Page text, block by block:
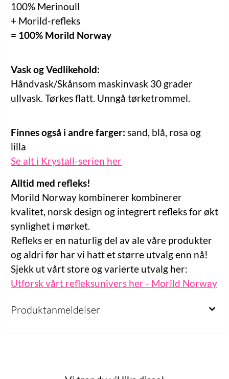
100% Merinoull
+ Morild-refleks
= 100% Morild Norway
Vask og Vedlikehold:
Håndvask/Skånsom maskinvask 30 grader
ullvask. Tørkes flatt. Unngå tørketrommel.
Finnes også i andre farger: sand, blå, rosa og
lilla
Se alt i Krystall-serien her
Alltid med refleks!
Morild Norway kombinerer kombinerer
kvalitet, norsk design og integrert refleks for økt
synlighet i mørket.
Refleks er en naturlig del av ale våre produkter
og aldri før har vi hatt et større utvalg enn nå!
Sjekk ut vårt store og varierte utvalg her:
Utforsk vårt refleksunivers her - Morild Norway
Produktanmeldelser